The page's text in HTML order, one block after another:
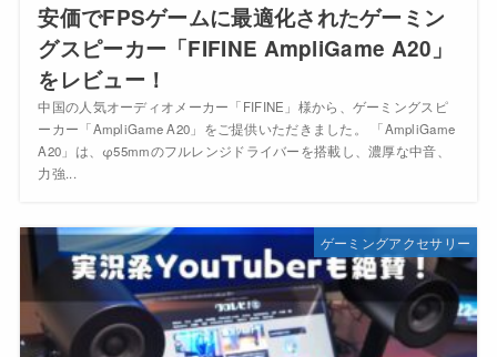
安価でFPSゲームに最適化されたゲーミン
グスピーカー「FIFINE AmpliGame A20」
をレビュー！
中国の人気オーディオメーカー「FIFINE」様から、ゲーミングスピ
ーカー「AmpliGame A20」をご提供いただきました。 「AmpliGame
A20」は、φ55mmのフルレンジドライバーを搭載し、濃厚な中音、
力強...
ゲーミングアクセサリー